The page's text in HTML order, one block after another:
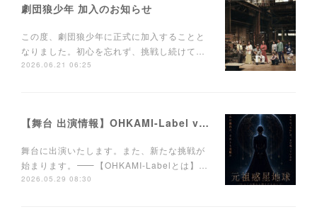
劇団狼少年 加入のお知らせ
この度、劇団狼少年に正式に加入することと
なりました。初心を忘れず、挑戦し続けて…
2026.06.21 06:25
【舞台 出演情報】OHKAMI-Label vol.1 「元祖惑星地球」〜この星から消えたもの〜
舞台に出演いたします。また、新たな挑戦が
始まります。⸻【OHKAMI-Labelとは】…
2026.05.29 08:30